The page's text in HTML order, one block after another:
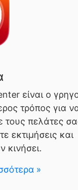
είναι ο
τρόπος για
τους πελάτες
εκτιμήσεις και
κινήσει.